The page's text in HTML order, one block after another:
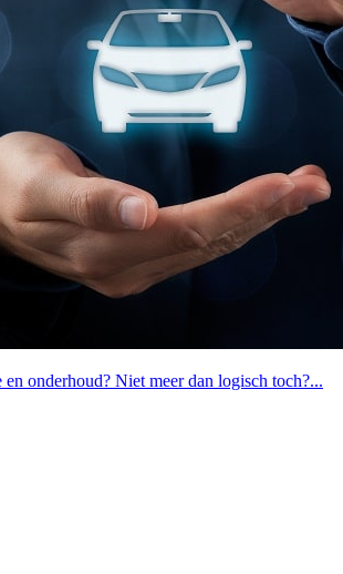
en onderhoud? Niet meer dan logisch toch?...